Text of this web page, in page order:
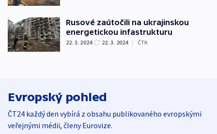
Rusové zaútočili na ukrajinskou
energetickou infastrukturu
22. 3. 2024 22. 3. 2024 | ČTK
Evropský pohled
ČT24 každý den vybírá z obsahu publikovaného evropskými
veřejnými médii, členy Eurovize.